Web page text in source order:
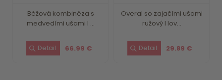
Béžová kombinéza s
medvedími ušami I ...
66.99 €
Overal so zajačími ušami
ružový I lov...
29.89 €